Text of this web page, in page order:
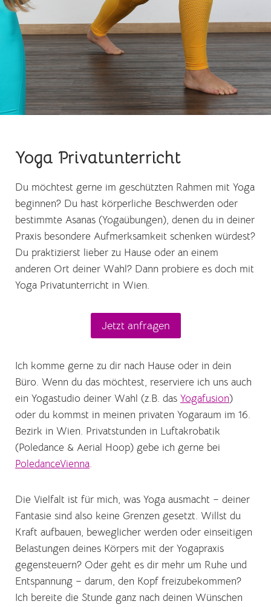
Yoga Privatunterricht
Du möchtest gerne im geschützten Rahmen mit Yoga
beginnen? Du hast körperliche Beschwerden oder
bestimmte Asanas (Yogaübungen), denen du in deiner
Praxis besondere Aufmerksamkeit schenken würdest?
Du praktizierst lieber zu Hause oder an einem
anderen Ort deiner Wahl? Dann probiere es doch mit
Yoga Privatunterricht in Wien.
Jetzt anfragen
Ich komme gerne zu dir nach Hause oder in dein
Büro. Wenn du das möchtest, reserviere ich uns auch
ein Yogastudio deiner Wahl (z.B. das Yogafusion)
oder du kommst in meinen privaten Yogaraum im 16.
Bezirk in Wien. Privatstunden in Luftakrobatik
(Poledance & Aerial Hoop) gebe ich gerne bei
PoledanceVienna.
Die Vielfalt ist für mich, was Yoga ausmacht – deiner
Fantasie sind also keine Grenzen gesetzt. Willst du
Kraft aufbauen, beweglicher werden oder einseitigen
Belastungen deines Körpers mit der Yogapraxis
gegensteuern? Oder geht es dir mehr um Ruhe und
Entspannung – darum, den Kopf freizubekommen?
Ich bereite die Stunde ganz nach deinen Wünschen